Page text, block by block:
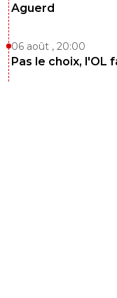
Aguerd
06 août , 20:00
Pas le choix, l'OL